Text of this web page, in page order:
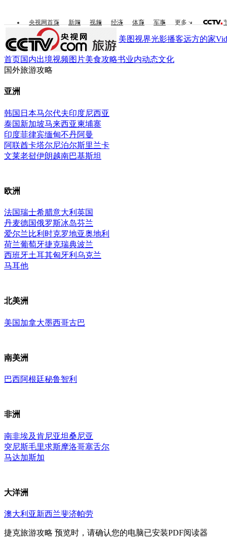
央视网首页 新闻 视频 经济 体育 军事 更多
美图视界光影播客远方的家
首页国内出境视频图片美食攻略书业内动态文化
国外旅游攻略
亚洲
韩国 日本马尔代夫印度尼西亚
泰国新加坡马来西亚柬埔寨
印度菲律宾缅甸不丹阿曼
阿联酋卡塔尔尼泊尔斯里兰卡
文莱老挝伊朗越南巴基斯坦
欧洲
法国瑞士希腊意大利 英国
丹麦德国俄罗斯冰岛芬兰
爱尔兰比利时克罗地亚奥地利
荷兰葡萄牙捷克瑞典波兰
西班牙土耳其匈牙利 乌克兰
马耳他
北美洲
美国加拿大墨西哥古巴
南美洲
巴西阿根廷秘鲁智利
非洲
南非埃及肯尼亚坦桑尼亚
突尼斯毛里求斯摩洛哥塞舌尔
马达加斯加
大洋洲
澳大利亚新西兰斐济帕劳
捷克旅游攻略 预览时，请确认您的电脑已安装PDF阅读器